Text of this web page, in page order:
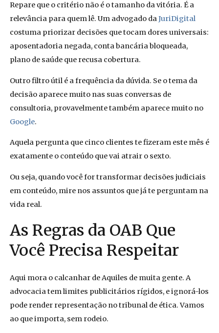
Repare que o critério não é o tamanho da vitória. É a
relevância para quem lê. Um advogado daJuriDigital
costuma priorizar decisões que tocam dores universais:
aposentadoria negada, conta bancária bloqueada,
plano de saúde que recusa cobertura.
Outro filtro útil é a frequência da dúvida. Se o tema da
decisão aparece muito nas suas conversas de
consultoria, provavelmente também aparece muito no
Google.
Aquela pergunta que cinco clientes te fizeram este mês é
exatamente o conteúdo que vai atrair o sexto.
Ou seja, quando você for transformar decisões judiciais
em conteúdo, mire nos assuntos que já te perguntam na
vida real.
As Regras da OAB Que
Você Precisa Respeitar
Aqui mora o calcanhar de Aquiles de muita gente. A
advocacia tem limites publicitários rígidos, e ignorá-los
pode render representação no tribunal de ética. Vamos
ao que importa, sem rodeio.